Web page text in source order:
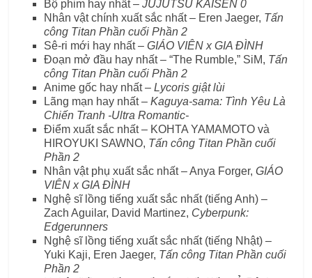
Bộ phim hay nhất –JUJUTSU KAISEN 0
Nhân vật chính xuất sắc nhất – Eren Jaeger, Tấn
công Titan Phần cuối Phần 2
Sê-ri mới hay nhất –GIÁO VIÊN x GIA ĐÌNH
Đoạn mở đầu hay nhất – “The Rumble,” SiM, Tấn
công Titan Phần cuối Phần 2
Anime gốc hay nhất –Lycoris giật lùi
Lãng mạn hay nhất –Kaguya-sama: Tình Yêu Là
Chiến Tranh -Ultra Romantic-
Điểm xuất sắc nhất – KOHTA YAMAMOTO và
HIROYUKI SAWNO, Tấn công Titan Phần cuối
Phần 2
Nhân vật phụ xuất sắc nhất – Anya Forger, GIÁO
VIÊN x GIA ĐÌNH
Nghệ sĩ lồng tiếng xuất sắc nhất (tiếng Anh) –
Zach Aguilar, David Martinez, Cyberpunk:
Edgerunners
Nghệ sĩ lồng tiếng xuất sắc nhất (tiếng Nhật) –
Yuki Kaji, Eren Jaeger, Tấn công Titan Phần cuối
Phần 2